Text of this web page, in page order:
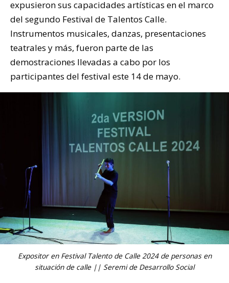
expusieron sus capacidades artísticas en el marco
del segundo Festival de Talentos Calle.
Instrumentos musicales, danzas, presentaciones
teatrales y más, fueron parte de las
demostraciones llevadas a cabo por los
participantes del festival este 14 de mayo.
Expositor en Festival Talento de Calle 2024 de personas en
situación de calle || Seremi de Desarrollo Social